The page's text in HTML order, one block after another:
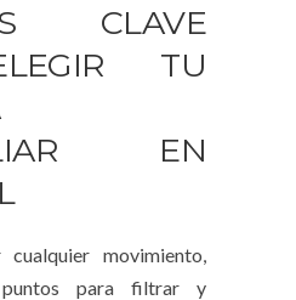
CLAVE
TU
EN
movimiento,
puntos para filtrar y